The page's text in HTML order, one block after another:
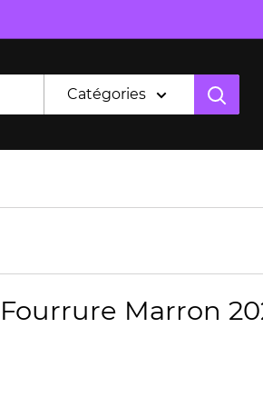
Catégories
Marron